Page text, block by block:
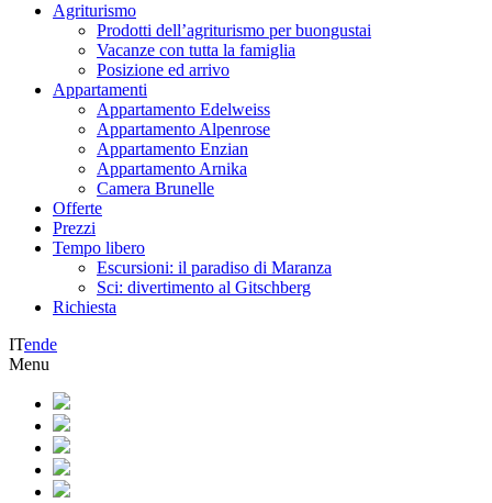
Agriturismo
Prodotti dell’agriturismo per buongustai
Vacanze con tutta la famiglia
Posizione ed arrivo
Appartamenti
Appartamento Edelweiss
Appartamento Alpenrose
Appartamento Enzian
Appartamento Arnika
Camera Brunelle
Offerte
Prezzi
Tempo libero
Escursioni: il paradiso di Maranza
Sci: divertimento al Gitschberg
Richiesta
ITende
Menu